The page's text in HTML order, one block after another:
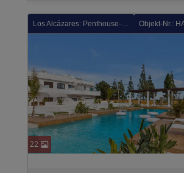
Los Alcázares: Penthouse-Wohnungen mit 2 Schlafzimmern, 2 Bädern, Dachterrasse, Gemeinschaftspool und Tiefgaragenstellplatz im La Serena Golf Komplex Objekt-Nr.:
22